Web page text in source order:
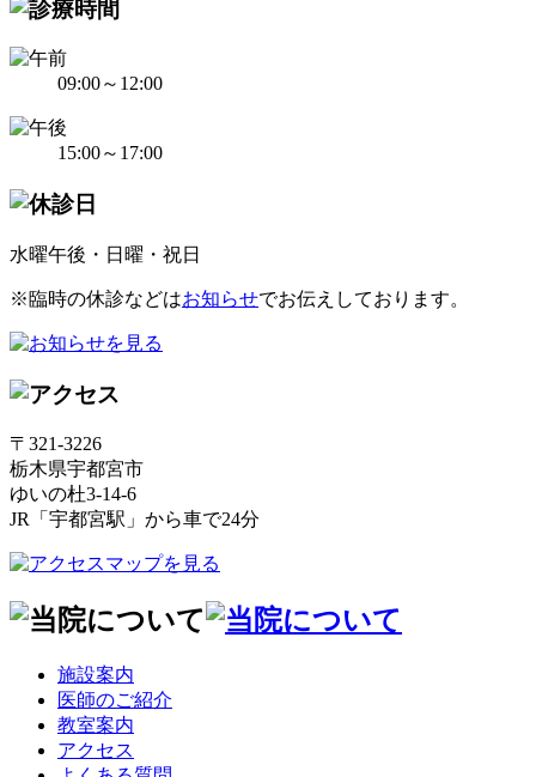
09:00～12:00
15:00～17:00
水曜午後・日曜・祝日
※臨時の休診などはお知らせでお伝えしております。
〒321-3226
栃木県宇都宮市
ゆいの杜3-14-6
JR「宇都宮駅」から車で24分
施設案内
医師のご紹介
教室案内
アクセス